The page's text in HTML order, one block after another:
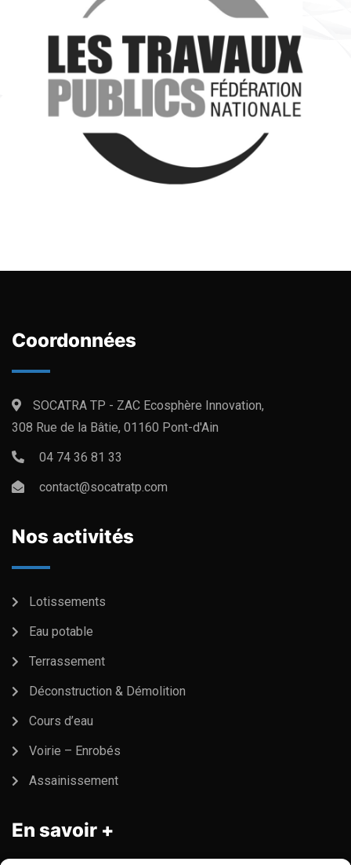
Coordonnées
SOCATRA TP - ZAC Ecosphère Innovation,
308 Rue de la Bâtie, 01160 Pont-d'Ain
04 74 36 81 33
contact@socatratp.com
Nos activités
Lotissements
Eau potable
Terrassement
Déconstruction & Démolition
Cours d’eau
Voirie – Enrobés
Assainissement
En savoir +